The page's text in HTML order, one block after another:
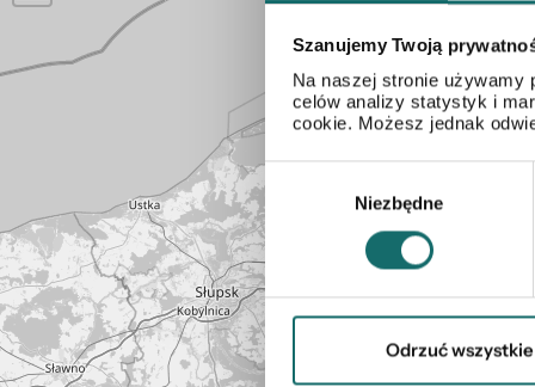
Szanujemy Twoją
Na naszej stronie używamy
celów analizy statystyk i
cookie. Możesz jednak
zgody
Niezbędne
Odrzuć wszystkie